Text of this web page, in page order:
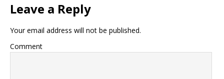
Leave a Reply
Your email address will not be published.
Comment